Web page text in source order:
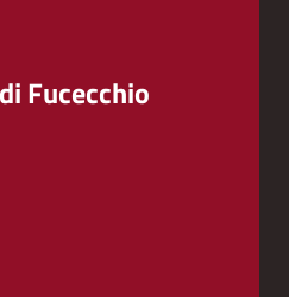
Fucecchio